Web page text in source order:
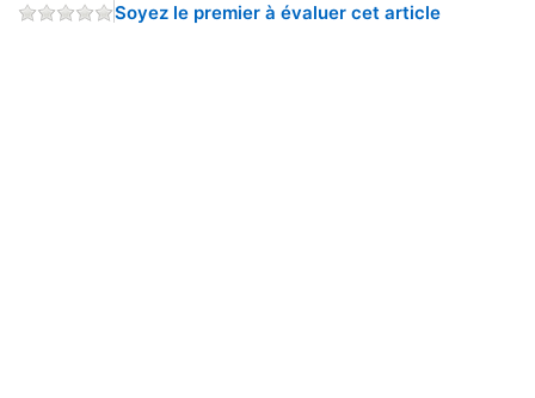
Soyez le premier à évaluer cet article